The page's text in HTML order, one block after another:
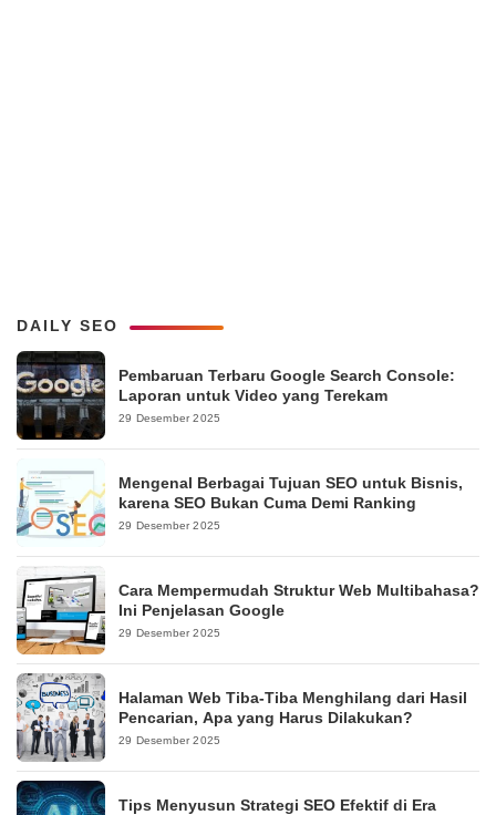
DAILY SEO
Pembaruan Terbaru Google Search Console:
Laporan untuk Video yang Terekam
29 Desember 2025
Mengenal Berbagai Tujuan SEO untuk Bisnis,
karena SEO Bukan Cuma Demi Ranking
29 Desember 2025
Cara Mempermudah Struktur Web Multibahasa?
Ini Penjelasan Google
29 Desember 2025
Halaman Web Tiba-Tiba Menghilang dari Hasil
Pencarian, Apa yang Harus Dilakukan?
29 Desember 2025
Tips Menyusun Strategi SEO Efektif di Era